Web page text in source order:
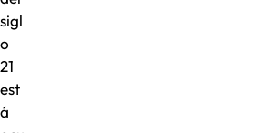
sigl
o
21
est
á